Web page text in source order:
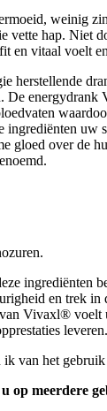
weinig
vette hap. Niet
en vitaal voelt
herstellende
De
ingrediënten uw
gloed over de
ingrediënten
en trek in
Vivaxl® voelt
leveren.
ik van het
op meerdere